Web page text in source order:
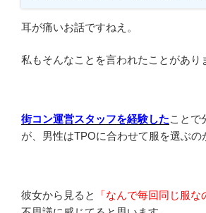
耳が痛いお話ですねえ。
私もそんなことを言われたことがあり
街コン運営スタッフを経験したことで
が、男性はTPOに合わせて服を選ぶの
彼女から見ると 「なんで毎回同じ服な